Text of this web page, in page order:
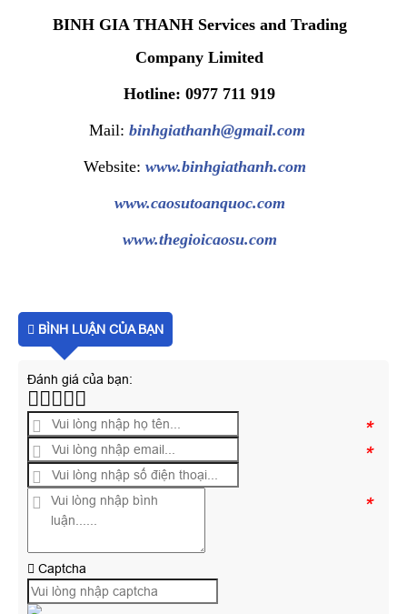
BINH GIA THANH Services and Trading
Company Limited
Hotline: 0977 711 919
Mail:binhgiathanh@gmail.com
Website:www.binhgiathanh.com
www.caosutoanquoc.com
www.thegioicaosu.com
BÌNH LUẬN CỦA BẠN
Đánh giá của bạn:
*
*
*
Captcha